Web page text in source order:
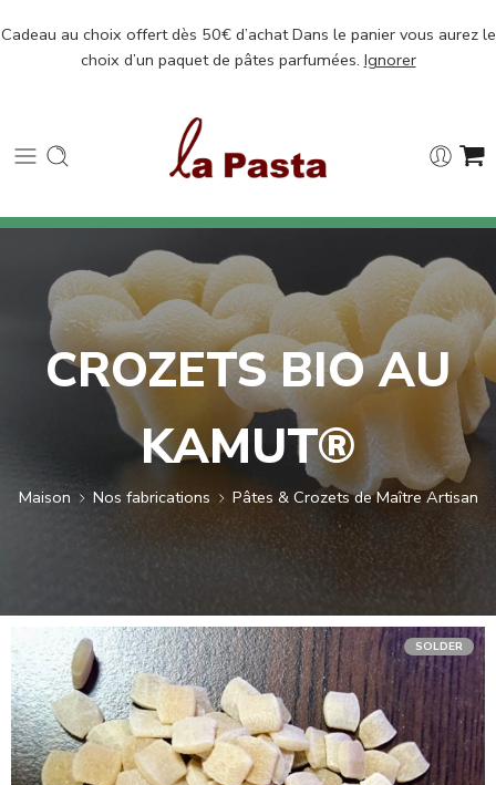
Cadeau au choix offert dès 50€ d’achat Dans le panier vous aurez le
choix d’un paquet de pâtes parfumées. Ignorer
CROZETS BIO AU
KAMUT®
Maison Nos fabrications Pâtes & Crozets de Maître Artisan
SOLDER